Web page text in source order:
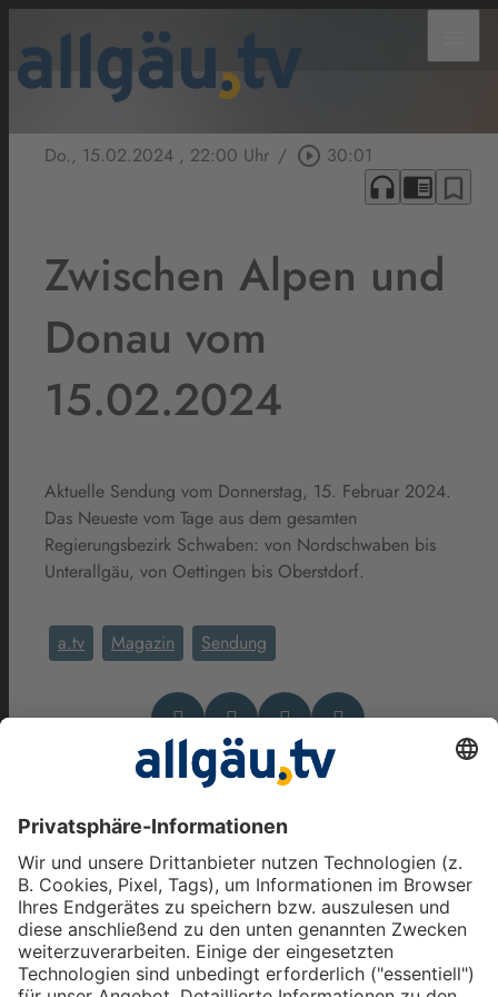
Do., 15.02.2024 , 22:00 Uhr / play_circle_outline 30:01
headphones chrome_reader_mode bookmark_border
Zwischen Alpen und
Donau vom
15.02.2024
Aktuelle Sendung vom Donnerstag, 15. Februar 2024.
Das Neueste vom Tage aus dem gesamten
Regierungsbezirk Schwaben: von Nordschwaben bis
Unterallgäu, von Oettingen bis Oberstdorf.
a.tv Magazin Sendung
Das könnte Dich auch
interessieren
Zwischen Alpen und Donau